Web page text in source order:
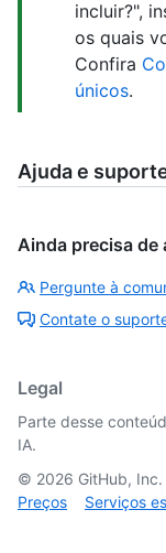
incluir?",
os quais
Confira
únicos.
Ajuda e
Ainda precisa de
Pergunte à
Contate o
Legal
Parte desse
IA.
© 2026 GitHub, Inc.
Preços
Serviços